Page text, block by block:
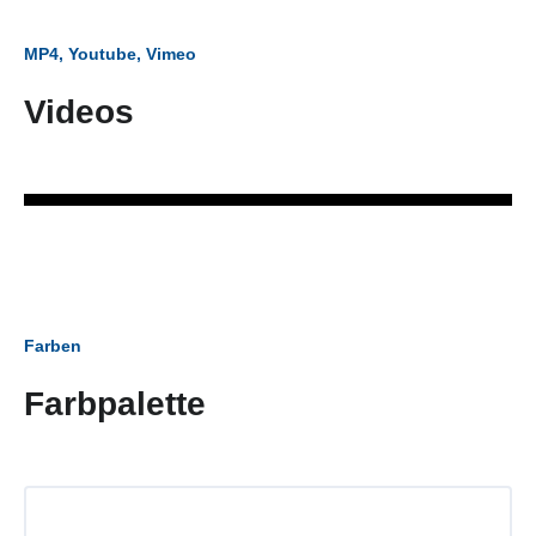
MP4, Youtube, Vimeo
Videos
Farben
Farbpalette